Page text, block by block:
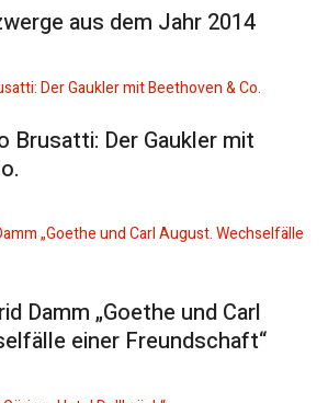
aus dem Jahr 2014
Brusatti: Der Gaukler mit
Damm „Goethe und Carl
einer Freundschaft“